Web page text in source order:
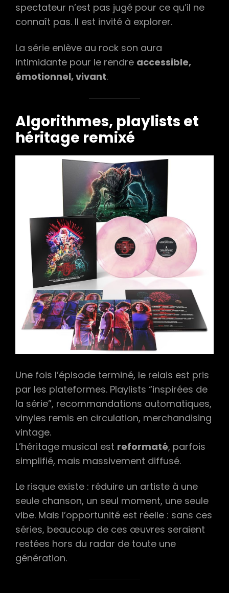
spectateur n’est pas jugé pour ce qu’il ne
connaît pas. Il est invité à explorer.
La série enlève au rock son aura
intimidante pour le rendre accessible,
émotionnel, vivant.
Algorithmes, playlists et
héritage remixé
Une fois l’épisode terminé, le relais est pris
par les plateformes. Playlists “inspirées de
la série”, recommandations automatiques,
vinyles remis en circulation, merchandising
vintage.
L’héritage musical est reformaté, parfois
simplifié, mais massivement diffusé.
Le risque existe : réduire un artiste à une
seule chanson, un seul moment, une seule
vibe. Mais l’opportunité est réelle : sans ces
séries, beaucoup de ces œuvres seraient
restées hors du radar de toute une
génération.